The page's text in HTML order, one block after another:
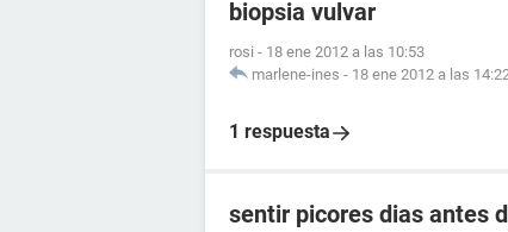
biopsia vulvar
rosi - 18 ene 2012 a las 10:53
marlene-ines - 18 ene 2012 a las
1 respuesta
sentir picores dias antes